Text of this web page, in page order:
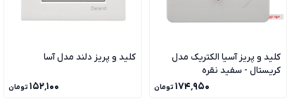
کلید و پریز آسیا الکتریک مدل
کریستال - سفید نقره
۱۷۴٬۹۵۰ تومان
کلید و پریز دلند مدل آسا
۱۵۲٬۱۰۰ تومان